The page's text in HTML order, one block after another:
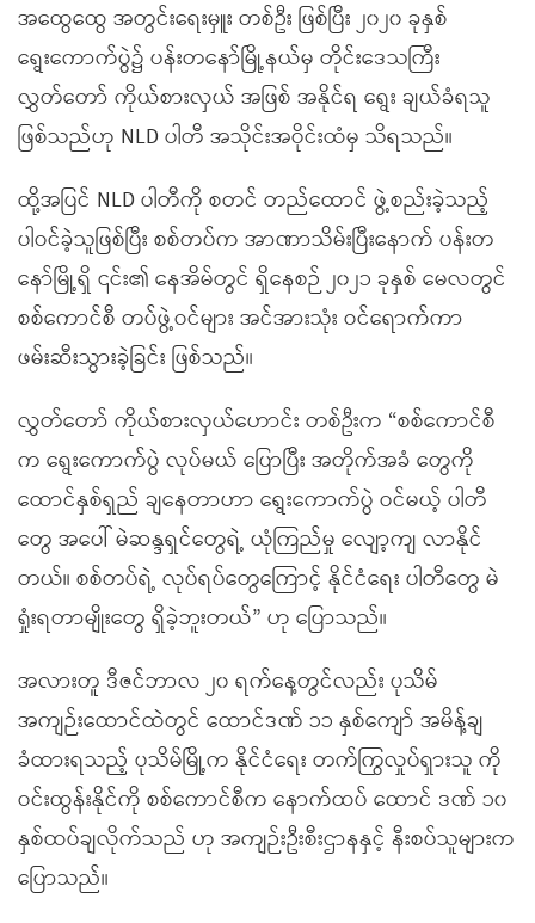
အထွေထွေ အတွင်းရေးမှူး တစ်ဦး ဖြစ်ပြီး ၂၀၂၀ ခုနှစ်
ရွေးကောက်ပွဲ၌ ပန်းတနော်မြို့နယ်မှ တိုင်းဒေသကြီး
လွှတ်တော် ကိုယ်စားလှယ် အဖြစ် အနိုင်ရ ရွေး ချယ်ခံရသူ
ဖြစ်သည်ဟု NLD ပါတီ အသိုင်းအဝိုင်းထံမှ သိရသည်။
ထို့အပြင် NLD ပါတီကို စတင် တည်ထောင် ဖွဲ့စည်းခဲ့သည့်
ပါဝင်ခဲ့သူဖြစ်ပြီး စစ်တပ်က အာဏာသိမ်းပြီးနောက် ပန်းတ
နော်မြို့ရှိ ၎င်း၏ နေအိမ်တွင် ရှိနေစဉ် ၂၀၂၁ ခုနှစ် မေလတွင်
စစ်ကောင်စီ တပ်ဖွဲ့ဝင်များ အင်အားသုံး ဝင်ရောက်ကာ
ဖမ်းဆီးသွားခဲ့ခြင်း ဖြစ်သည်။
လွှတ်တော် ကိုယ်စားလှယ်ဟောင်း တစ်ဦးက “စစ်ကောင်စီ
က ရွေးကောက်ပွဲ လုပ်မယ် ပြောပြီး အတိုက်အခံ တွေကို
ထောင်နှစ်ရှည် ချနေတာဟာ ရွေးကောက်ပွဲ ဝင်မယ့် ပါတီ
တွေ အပေါ် မဲဆန္ဒရှင်တွေရဲ့ ယုံကြည်မှု လျော့ကျ လာနိုင်
တယ်။ စစ်တပ်ရဲ့ လုပ်ရပ်တွေကြောင့် နိုင်ငံရေး ပါတီတွေ မဲ
ရှုံးရတာမျိုးတွေ ရှိခဲ့ဘူးတယ်” ဟု ပြောသည်။
အလားတူ ဒီဇင်ဘာလ ၂၀ ရက်နေ့တွင်လည်း ပုသိမ်
အကျဉ်းထောင်ထဲတွင် ထောင်ဒဏ် ၁၁ နှစ်ကျော် အမိန့်ချ
ခံထားရသည့် ပုသိမ်မြို့က နိုင်ငံရေး တက်ကြွလှုပ်ရှားသူ ကို
ဝင်းထွန်းနိုင်ကို စစ်ကောင်စီက နောက်ထပ် ထောင် ဒဏ် ၁၀
နှစ်ထပ်ချလိုက်သည် ဟု အကျဉ်းဦးစီးဌာနနှင့် နီးစပ်သူများက
ပြောသည်။